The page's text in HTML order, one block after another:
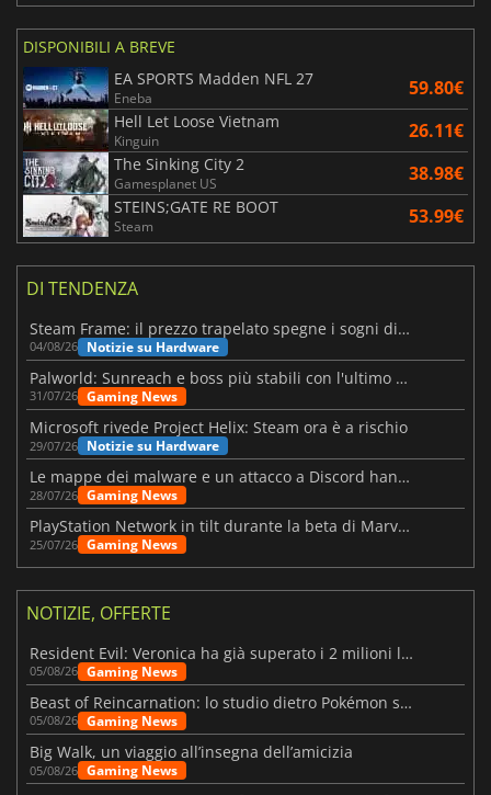
DISPONIBILI A BREVE
EA SPORTS Madden NFL 27
Eneba 59.80€
Hell Let Loose Vietnam
Kinguin 26.11€
The Sinking City 2
Gamesplanet US 38.98€
STEINS;GATE RE BOOT
Steam 53.99€
DI TENDENZA
Steam Frame: il prezzo trapelato spegne i sogni di un VR economico
04/08/26 Notizie su Hardware
Palworld: Sunreach e boss più stabili con l'ultimo update
31/07/26 Gaming News
Microsoft rivede Project Helix: Steam ora è a rischio
29/07/26 Notizie su Hardware
Le mappe dei malware e un attacco a Discord hanno colpito Meccha Chameleon
28/07/26 Gaming News
PlayStation Network in tilt durante la beta di Marvel Tōkon
25/07/26 Gaming News
NOTIZIE, OFFERTE
Resident Evil: Veronica ha già superato i 2 milioni liste dei desideri
05/08/26 Gaming News
Beast of Reincarnation: lo studio dietro Pokémon su una nuova strada
05/08/26 Gaming News
Big Walk, un viaggio all’insegna dell’amicizia
05/08/26 Gaming News